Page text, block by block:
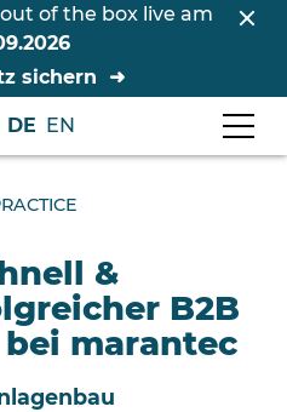
of the box live am
sichern
DE EN
&
B2B
marantec